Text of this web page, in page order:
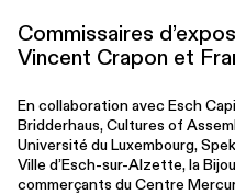
Com­mis­saires
Vincent Crapon et
En col­lab­o­ra­tion avec Esch
Bridderhaus, Cultures of
Université du Luxembourg,
Ville d’Esch-sur-Alzette, la
commerçants du Centre